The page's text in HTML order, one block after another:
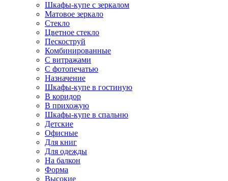
Шкафы-купе с зеркалом
Матовое зеркало
Стекло
Цветное стекло
Пескоструй
Комбинированные
С витражами
С фотопечатью
Назначение
Шкафы-купе в гостиную
В коридор
В прихожую
Шкафы-купе в спальню
Детские
Офисные
Для книг
Для одежды
На балкон
Форма
Высокие